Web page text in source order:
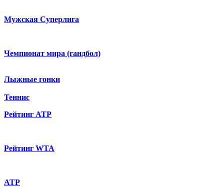
Мужская Суперлига
Чемпионат мира (гандбол)
Лыжные гонки
Теннис
Рейтинг ATP
Рейтинг WTA
ATP